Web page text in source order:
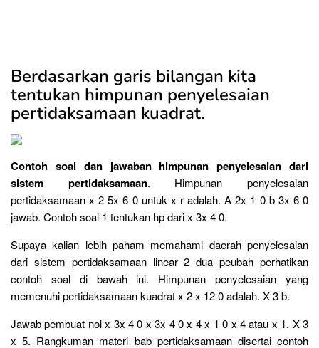
Berdasarkan garis bilangan kita
tentukan himpunan penyelesaian
pertidaksamaan kuadrat.
Contoh soal dan jawaban himpunan penyelesaian dari
sistem pertidaksamaan. Himpunan penyelesaian
pertidaksamaan x 2 5x 6 0 untuk x r adalah. A 2x 1 0 b 3x 6 0
jawab. Contoh soal 1 tentukan hp dari x 3x 4 0.
Supaya kalian lebih paham memahami daerah penyelesaian
dari sistem pertidaksamaan linear 2 dua peubah perhatikan
contoh soal di bawah ini. Himpunan penyelesaian yang
memenuhi pertidaksamaan kuadrat x 2 x 12 0 adalah. X 3 b.
Jawab pembuat nol x 3x 4 0 x 3x 4 0 x 4 x 1 0 x 4 atau x 1. X 3
x 5. Rangkuman materi bab pertidaksamaan disertai contoh